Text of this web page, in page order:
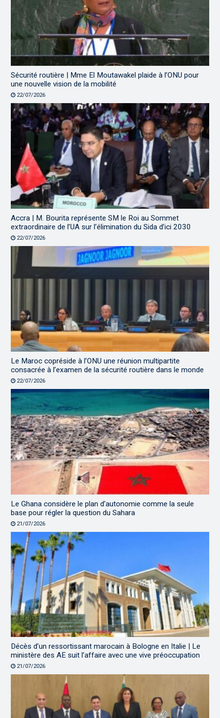
Sécurité routière | Mme El Moutawakel plaide à l’ONU pour
une nouvelle vision de la mobilité
22/07/2026
Accra | M. Bourita représente SM le Roi au Sommet
extraordinaire de l’UA sur l’élimination du Sida d’ici 2030
22/07/2026
Le Maroc copréside à l’ONU une réunion multipartite
consacrée à l’examen de la sécurité routière dans le monde
22/07/2026
Le Ghana considère le plan d’autonomie comme la seule
base pour régler la question du Sahara
21/07/2026
Décès d’un ressortissant marocain à Bologne en Italie | Le
ministère des AE suit l’affaire avec une vive préoccupation
21/07/2026